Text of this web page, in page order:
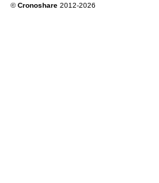
©Cronoshare 2012-2026